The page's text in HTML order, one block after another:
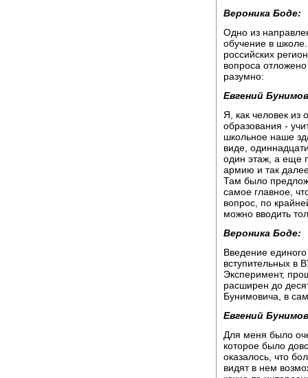
Вероника Боде:
Одно из
обучение в
российских
вопроса
разумно:
Евгений
Я, как человек из
образования -
школьное наше
виде,
один этаж, а еще
армию и так
Там было
самое главное,
вопрос, по
можно вводить
Вероника Боде:
Введение
вступительных в
Эксперимент,
расширен до
Бунимовича, в
Евгений
Для меня было
которое было
оказалось, что
видят в нем